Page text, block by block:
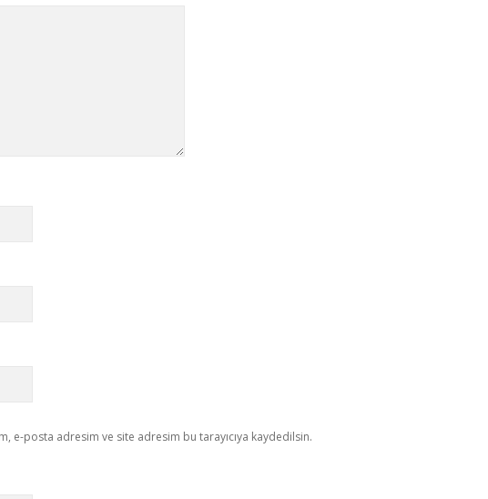
e-posta adresim ve site adresim bu tarayıcıya kaydedilsin.